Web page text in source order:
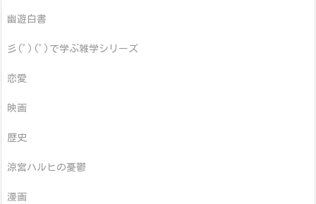
幽遊白書
彡(ﾟ)(ﾟ)で学ぶ雑学シリーズ
恋愛
映画
歴史
涼宮ハルヒの憂鬱
漫画